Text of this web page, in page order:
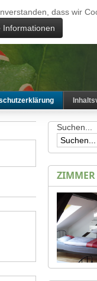
dass wir
Informationen
Suchen...
ZIMMER